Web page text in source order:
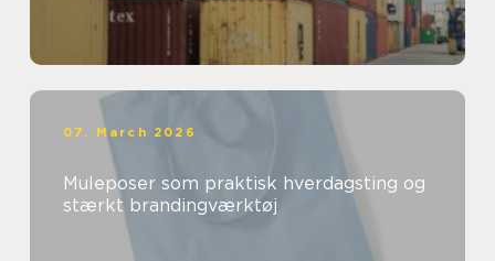
07. March 2026
Muleposer som praktisk hverdagsting og
stærkt brandingværktøj